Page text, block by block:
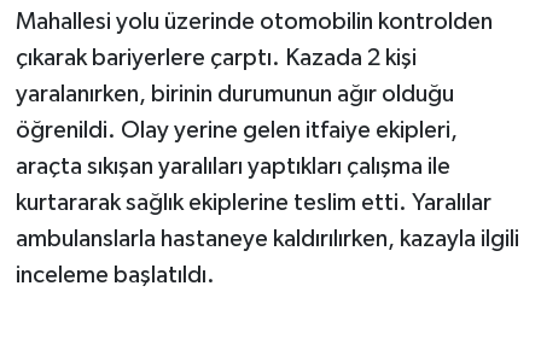
Mahallesi yolu üzerinde otomobilin kontrolden
çıkarak bariyerlere çarptı. Kazada 2 kişi
yaralanırken, birinin durumunun ağır olduğu
öğrenildi. Olay yerine gelen itfaiye ekipleri,
araçta sıkışan yaralıları yaptıkları çalışma ile
kurtararak sağlık ekiplerine teslim etti. Yaralılar
ambulanslarla hastaneye kaldırılırken, kazayla ilgili
inceleme başlatıldı.